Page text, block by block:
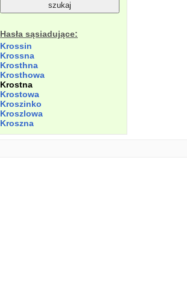
Hasła sąsiadujące:
Krossin
Krossna
Krosthna
Krosthowa
Krostna
Krostowa
Kroszinko
Kroszlowa
Kroszna